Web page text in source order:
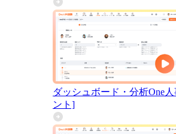
ダッシュボード・分析One
ント]